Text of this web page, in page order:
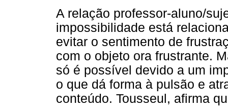
A relação professor-aluno/
impossibilidade está
evitar o sentimento de
com o objeto ora frustrante.
só é possível devido a um
o que dá forma à pulsão e
conteúdo. Tousseul, afirma